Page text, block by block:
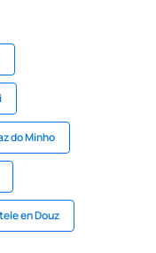
do Minho
en Douz